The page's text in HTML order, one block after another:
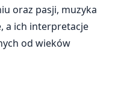
oraz pasji, muzyka
a ich interpretacje
od wieków